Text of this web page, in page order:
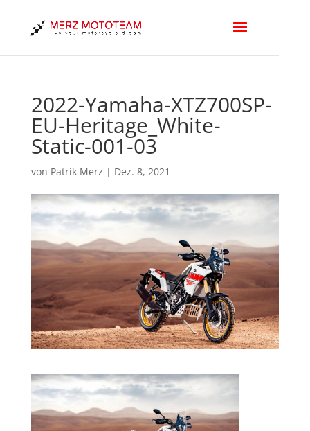
2022-Yamaha-XTZ700SP-
EU-Heritage_White-
Static-001-03
von Patrik Merz | Dez. 8, 2021